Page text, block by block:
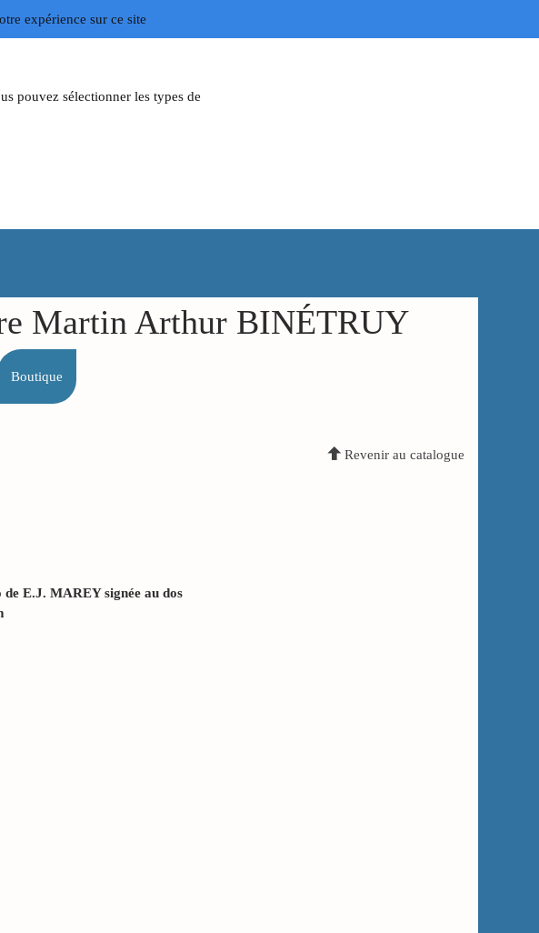
expérience sur ce site
pouvez sélectionner les types de
Martin Arthur BINÉTRUY
Boutique
Revenir au catalogue
de E.J. MAREY signée au dos